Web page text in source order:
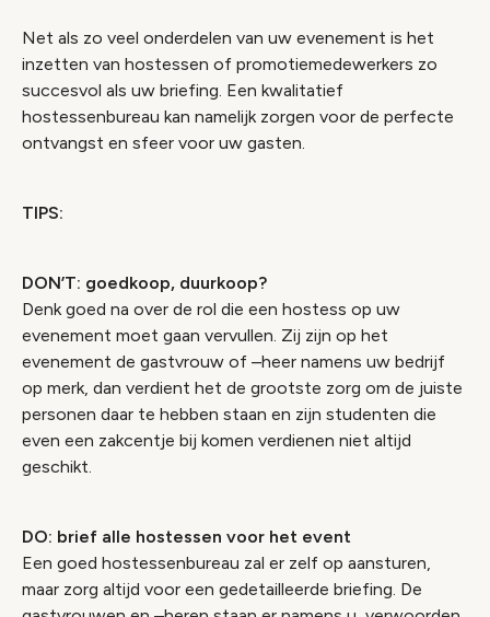
Net als zo veel onderdelen van uw evenement is het
inzetten van hostessen of promotiemedewerkers zo
succesvol als uw briefing. Een kwalitatief
hostessenbureau kan namelijk zorgen voor de perfecte
ontvangst en sfeer voor uw gasten.
TIPS:
DON’T: goedkoop, duurkoop?
Denk goed na over de rol die een hostess op uw
evenement moet gaan vervullen. Zij zijn op het
evenement de gastvrouw of –heer namens uw bedrijf
op merk, dan verdient het de grootste zorg om de juiste
personen daar te hebben staan en zijn studenten die
even een zakcentje bij komen verdienen niet altijd
geschikt.
DO: brief alle hostessen voor het event
Een goed hostessenbureau zal er zelf op aansturen,
maar zorg altijd voor een gedetailleerde briefing. De